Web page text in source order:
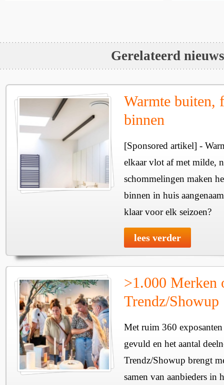
Gerelateerd nieuws
Warmte buiten,
binnen
[Sponsored artikel] -
elkaar vlot af met milde,
schommelingen maken
binnen in huis
klaar voor elk seizoen?
lees verder
>1.000 Merken
Trendz/Showup
Met ruim 360
gevuld en het aantal
Trendz/Showup brengt
samen van aanbieders in